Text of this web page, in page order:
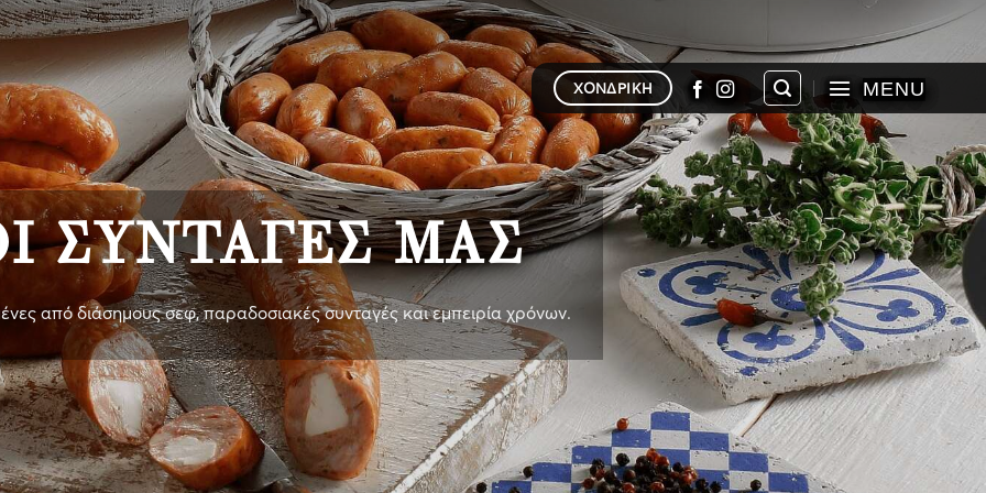
ΧΟΝΔΡΙΚΗ MENU
ΣΥΝΤΑΓΈΣ ΜΑΣ
από διάσημους σεφ, παραδοσιακές συνταγές και εμπειρία χρόνων.